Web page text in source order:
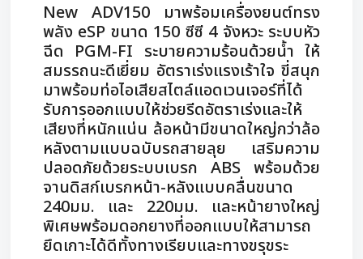
New ADV150 มาพร้อมเครื่องยนต์ทรง
พลัง eSP ขนาด 150 ซีซี 4 จังหวะ ระบบหัว
ฉีด PGM-FI ระบายความร้อนด้วยน้ำ ให้
สมรรถนะดีเยี่ยม อัตราเร่งแรงเร้าใจ ขี่สนุก
มาพร้อมท่อไอเสียสไตล์แอดเวนเจอร์ที่ได้
รับการออกแบบให้ช่วยรีดอัตราเร่งและให้
เสียงที่หนักแน่น ล้อหน้ามีขนาดใหญ่กว่าล้อ
หลังตามแบบฉบับรถสายลุย เสริมความ
ปลอดภัยด้วยระบบเบรก ABS พร้อมด้วย
จานดิสก์เบรกหน้า-หลังแบบคลื่นขนาด
240มม. และ 220มม. และหน้ายางใหญ่
พิเศษพร้อมดอกยางที่ออกแบบให้สามารถ
ยึดเกาะได้ดีทั้งทางเรียบและทางขรุขระ